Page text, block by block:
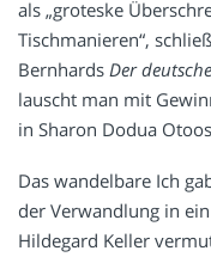
als „groteske
Tischmanieren“,
Bernhards Der
lauscht man mit
in Sharon Dodua
Das wandelbare Ich
der Verwandlung in
Hildegard Keller